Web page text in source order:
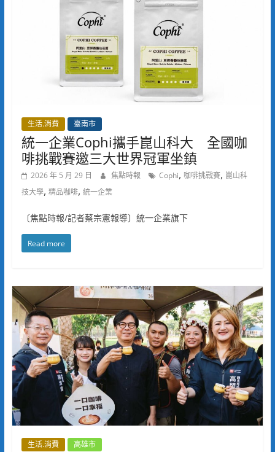
生活.消費 臺南市
統一企業Cophi攜手崑山科大 全國咖
啡挑戰賽邀三大世界冠軍坐鎮
2026 年 5 月 29 日 焦點時報 Cophi, 咖啡挑戰賽, 崑山科
技大學, 精品咖啡, 統一企業
〔焦點時報/記者蔡宗憲報導〕統一企業旗下
Read more
生活.消費 高雄市